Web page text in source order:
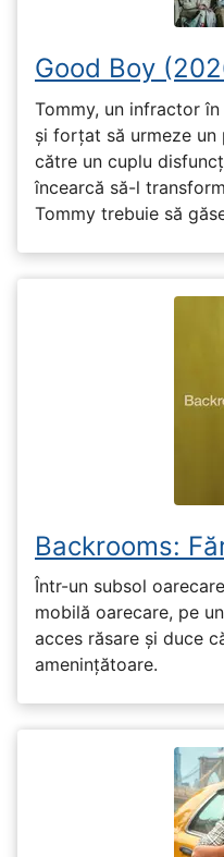
Good Boy
Tommy, un infractor
și forțat să urmeze
către un cuplu
încearcă să-l
Tommy trebuie să
Backrooms:
Într-un subsol
mobilă oarecare, pe
acces răsare și duce
amenințătoare.